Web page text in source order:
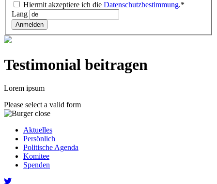
Hiermit akzeptiere ich die Datenschutzbestimmung.*
Lang
Anmelden
Testimonial beitragen
Lorem ipsum
Please select a valid form
Aktuelles
Persönlich
Politische Agenda
Komitee
Spenden